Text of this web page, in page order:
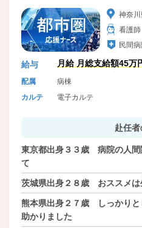
神奈川
看護師
民間
給与
月給 月総支給額45万
含)
配属
病棟
カルテ
電子カルテ
赴任
東京都出身３３歳 病院の人間
て
茨城県出身２８歳 おススメは
熊本県出身２７歳 しっかりと
助かりました